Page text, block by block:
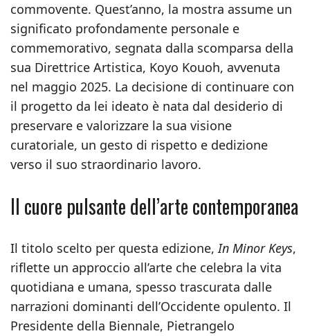
commovente. Quest’anno, la mostra assume un
significato profondamente personale e
commemorativo, segnata dalla scomparsa della
sua Direttrice Artistica, Koyo Kouoh, avvenuta
nel maggio 2025. La decisione di continuare con
il progetto da lei ideato è nata dal desiderio di
preservare e valorizzare la sua visione
curatoriale, un gesto di rispetto e dedizione
verso il suo straordinario lavoro.
Il cuore pulsante dell’arte contemporanea
Il titolo scelto per questa edizione,In Minor Keys,
riflette un approccio all’arte che celebra la vita
quotidiana e umana, spesso trascurata dalle
narrazioni dominanti dell’Occidente opulento. Il
Presidente della Biennale, Pietrangelo